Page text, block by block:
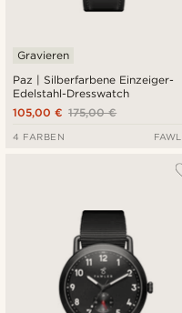
Paz | Silberfarbene Einzeiger-
Edelstahl-Dresswatch
Gravieren
175,00 €
105,00 €
4 FARBEN